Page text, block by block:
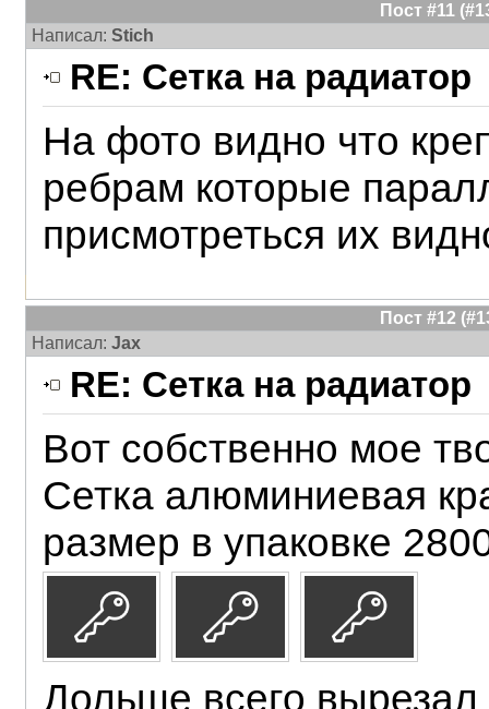
Пост #11
Написал: Stich
RE: Сетка на радиатор
На фото видно что
ребрам которые
присмотреться их
Пост #12
Написал: Jax
RE: Сетка на радиатор
Вот собственно мое
Сетка алюминиевая
размер в упаковке
Дольше всего